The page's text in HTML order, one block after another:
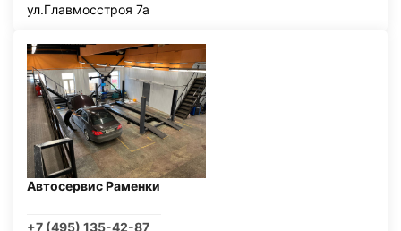
ул.Главмосстроя 7а
Автосервис Раменки
+7 (495) 135-42-87